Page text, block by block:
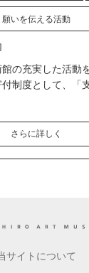
願いを伝える活動
の充実した活動
制度として、「
さらに詳しく
サイトについて